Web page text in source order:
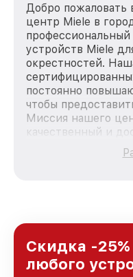
Добро пожаловать
центр Miele в
устройств Miele
окрестностей.
постоянно
чтобы
Миссия нашего
качественный и
каждого
зависимости от
и лояльности
Скидка -
любого